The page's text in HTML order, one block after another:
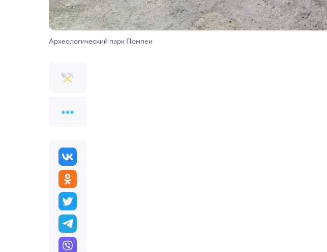
Археологический парк Помпеи